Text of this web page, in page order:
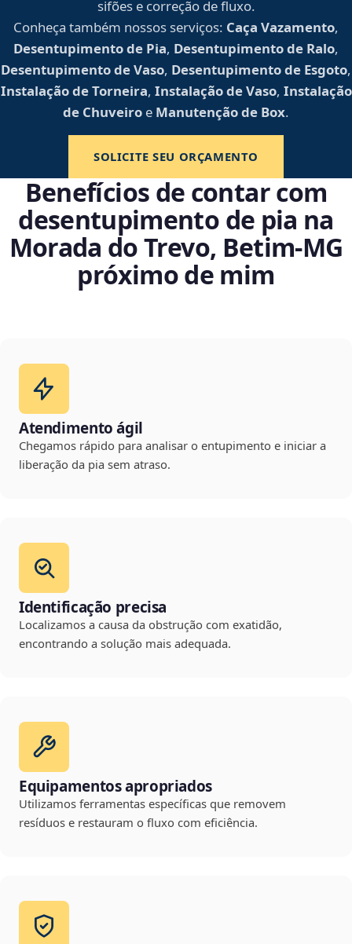
sifões e correção de fluxo.
Conheça também nossos serviços: Caça Vazamento,
Desentupimento de Pia, Desentupimento de Ralo,
Desentupimento de Vaso, Desentupimento de Esgoto,
Instalação de Torneira, Instalação de Vaso, Instalação
de Chuveiro e Manutenção de Box.
SOLICITE SEU ORÇAMENTO
Benefícios de contar com
desentupimento de pia na
Morada do Trevo, Betim‑MG
próximo de mim
Atendimento ágil
Chegamos rápido para analisar o entupimento e iniciar a
liberação da pia sem atraso.
Identificação precisa
Localizamos a causa da obstrução com exatidão,
encontrando a solução mais adequada.
Equipamentos apropriados
Utilizamos ferramentas específicas que removem
resíduos e restauram o fluxo com eficiência.